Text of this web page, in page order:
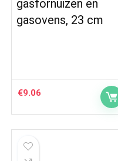
gasfornuizen en
gasovens, 23 cm
€9.06